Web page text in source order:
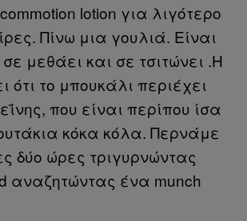
lotion για λιγότερο
Πίνω μια γουλιά. Είναι
μεθάει και σε τσιτώνει .Η
ότι το μπουκάλι περιέχει
που είναι περίπου ίσα
κόκα κόλα. Περνάμε
δύο ώρες τριγυρνώντας
αναζητώντας ένα munch